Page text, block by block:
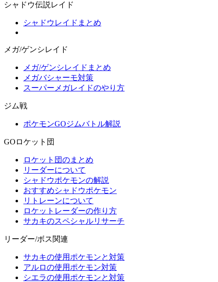
シャドウ伝説レイド
シャドウレイドまとめ
メガ/ゲンシレイド
メガ/ゲンシレイドまとめ
メガバシャーモ対策
スーパーメガレイドのやり方
ジム戦
ポケモンGOジムバトル解説
GOロケット団
ロケット団のまとめ
リーダーについて
シャドウポケモンの解説
おすすめシャドウポケモン
リトレーンについて
ロケットレーダーの作り方
サカキのスペシャルリサーチ
リーダー/ボス関連
サカキの使用ポケモンと対策
アルロの使用ポケモン対策
シエラの使用ポケモンと対策